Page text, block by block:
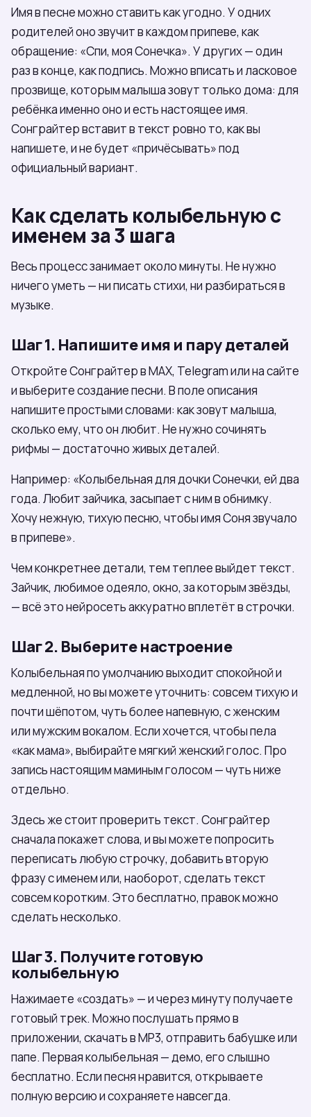
Имя в песне можно ставить как угодно. У одних
родителей оно звучит в каждом припеве, как
обращение: «Спи, моя Сонечка». У других — один
раз в конце, как подпись. Можно вписать и ласковое
прозвище, которым малыша зовут только дома: для
ребёнка именно оно и есть настоящее имя.
Сонграйтер вставит в текст ровно то, как вы
напишете, и не будет «причёсывать» под
официальный вариант.
Как сделать колыбельную с
именем за 3 шага
Весь процесс занимает около минуты. Не нужно
ничего уметь — ни писать стихи, ни разбираться в
музыке.
Шаг 1. Напишите имя и пару деталей
Откройте Сонграйтер в МАХ, Telegram или на сайте
и выберите создание песни. В поле описания
напишите простыми словами: как зовут малыша,
сколько ему, что он любит. Не нужно сочинять
рифмы — достаточно живых деталей.
Например: «Колыбельная для дочки Сонечки, ей два
года. Любит зайчика, засыпает с ним в обнимку.
Хочу нежную, тихую песню, чтобы имя Соня звучало
в припеве».
Чем конкретнее детали, тем теплее выйдет текст.
Зайчик, любимое одеяло, окно, за которым звёзды,
— всё это нейросеть аккуратно вплетёт в строчки.
Шаг 2. Выберите настроение
Колыбельная по умолчанию выходит спокойной и
медленной, но вы можете уточнить: совсем тихую и
почти шёпотом, чуть более напевную, с женским
или мужским вокалом. Если хочется, чтобы пела
«как мама», выбирайте мягкий женский голос. Про
запись настоящим маминым голосом — чуть ниже
отдельно.
Здесь же стоит проверить текст. Сонграйтер
сначала покажет слова, и вы можете попросить
переписать любую строчку, добавить вторую
фразу с именем или, наоборот, сделать текст
совсем коротким. Это бесплатно, правок можно
сделать несколько.
Шаг 3. Получите готовую
колыбельную
Нажимаете «создать» — и через минуту получаете
готовый трек. Можно послушать прямо в
приложении, скачать в MP3, отправить бабушке или
папе. Первая колыбельная — демо, его слышно
бесплатно. Если песня нравится, открываете
полную версию и сохраняете навсегда.